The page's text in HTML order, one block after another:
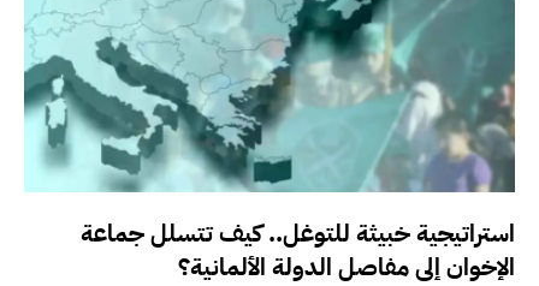
استراتيجية خبيثة للتوغل.. كيف تتسلل جماعة
الإخوان إلى مفاصل الدولة الألمانية؟